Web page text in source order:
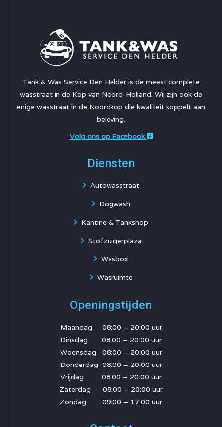
Tank & Was Service Den Helder is de meest complete
wasstraat in de Kop van Noord-Holland. Wij zijn ook de
enige wasstraat in de Noordkop die kwaliteit koppelt aan
beleving.
Volg ons op Facebook
Diensten
Autowasstraat
Dogwash
Kantine & Tankshop
Stofzuigerplaza
Wasbox
Wasruimte
Openingstijden
Maandag 08:00 – 20:00 uur
Dinsdag 08:00 – 20:00 uur
Woensdag 08:00 – 20:00 uur
Donderdag 08:00 – 20:00 uur
Vrijdag 08:00 – 20:00 uur
Zaterdag 08:00 – 20:00 uur
Zondag 09:00 – 17:00 uur